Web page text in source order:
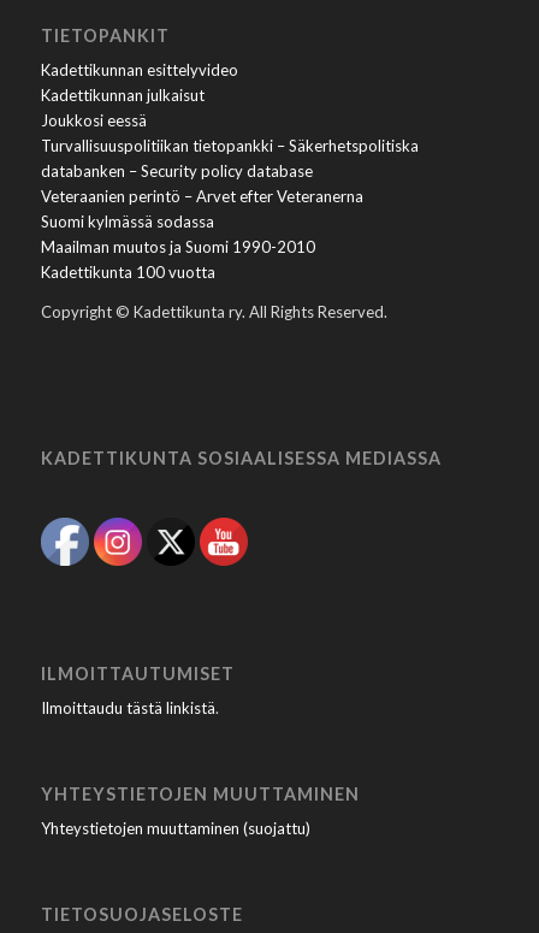
TIETOPANKIT
Kadettikunnan esittelyvideo
Kadettikunnan julkaisut
Joukkosi eessä
Turvallisuuspolitiikan tietopankki – Säkerhetspolitiska
databanken – Security policy database
Veteraanien perintö – Arvet efter Veteranerna
Suomi kylmässä sodassa
Maailman muutos ja Suomi 1990-2010
Kadettikunta 100 vuotta
Copyright © Kadettikunta ry. All Rights Reserved.
KADETTIKUNTA SOSIAALISESSA MEDIASSA
ILMOITTAUTUMISET
Ilmoittaudu tästä linkistä.
YHTEYSTIETOJEN MUUTTAMINEN
Yhteystietojen muuttaminen (suojattu)
TIETOSUOJASELOSTE